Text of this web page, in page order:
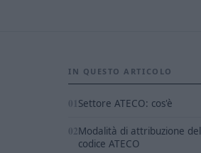
IN QUESTO ARTICOLO
Settore ATECO: cos'è
Modalità di attribuzione del
codice ATECO